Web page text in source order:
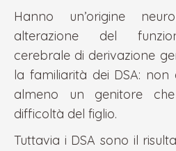
Hanno un’origine
alterazione del
cerebrale di derivazione
la familiarità dei DSA:
almeno un genitore
difficoltà del figlio.
Tuttavia i DSA sono il